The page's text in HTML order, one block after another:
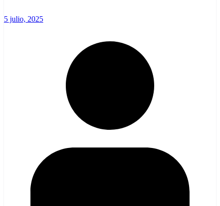
5 julio, 2025